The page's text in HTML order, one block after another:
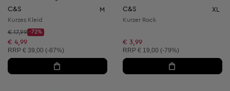
C&S M
Kurzes Kleid
Startpreis:
€ 17,99
Discount Price:
-72%
Reduzierter Preis:
€ 4,99
Unverbindliche Preisempfehlung:
RRP € 39,00 (-87%)
C&S XL
Kurzer Rock
€ 3,99
Unverbindliche Preisempfehlung:
RRP € 19,00 (-79%)